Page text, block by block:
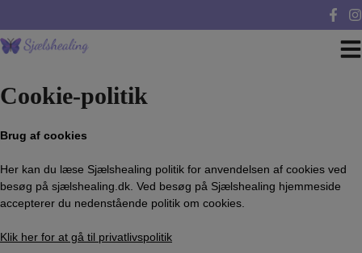
indholdet
Cookie-politik
Brug af cookies
Her kan du læse Sjælshealing politik for anvendelsen af cookies ved
besøg på sjælshealing.dk. Ved besøg på Sjælshealing hjemmeside
accepterer du nedenstående politik om cookies.
Klik her for at gå til privatlivspolitik